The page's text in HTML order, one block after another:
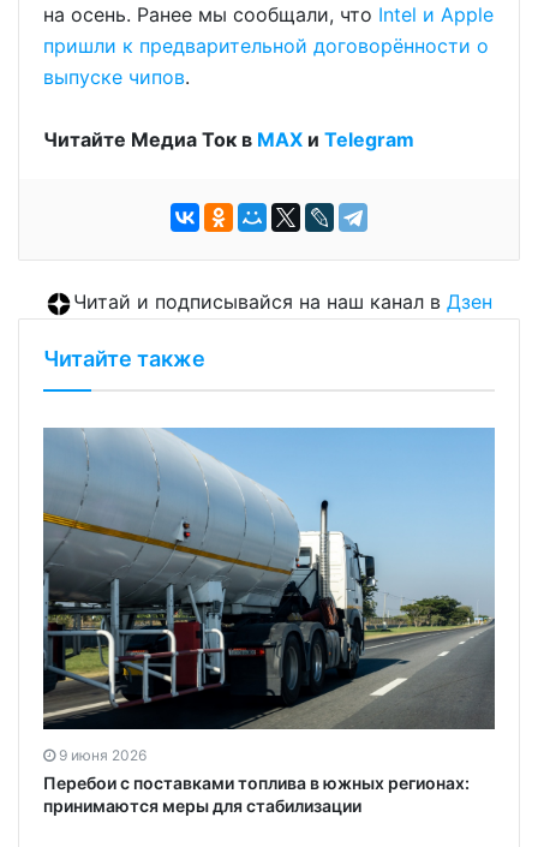
на осень. Ранее мы сообщали, что Intel и Apple
пришли к предварительной договорённости о
выпуске чипов.
Читайте Медиа Ток в МАХ и Telegram
Читай и подписывайся на наш канал в Дзен
Читайте также
9 июня 2026
Перебои с поставками топлива в южных регионах:
принимаются меры для стабилизации